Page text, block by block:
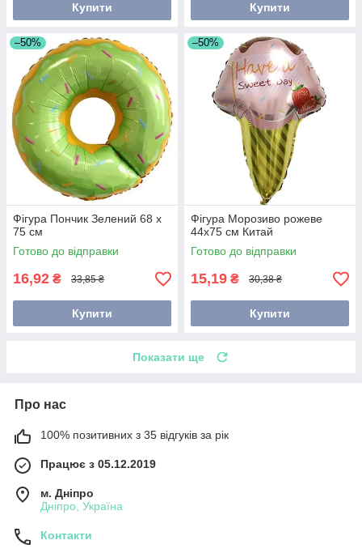
Купити Купити
–50%
Фігура Пончик Зелений 68 х
75 см
Готово до відправки
16,92 ₴ 33,85 ₴
Купити
–50%
Фігура Морозиво рожеве
44х75 см Китай
Готово до відправки
15,19 ₴ 30,38 ₴
Купити
Показати ще
Про нас
100% позитивних з 35 відгуків за рік
Працює з 05.12.2019
м. Дніпро
Дніпро, Україна
Контакти